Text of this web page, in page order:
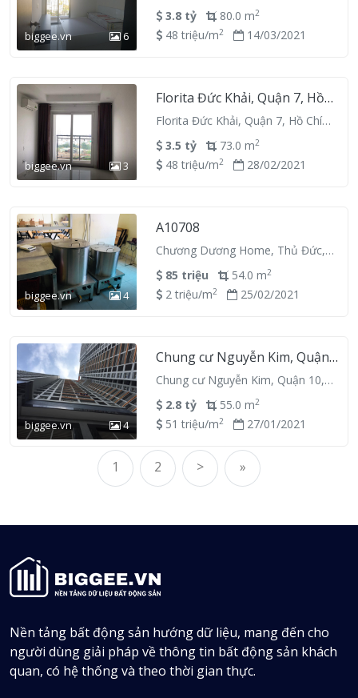
biggee.vn 6
3.8 tỷ
80.0 m2
48 triệu/m2 14/03/2021
biggee.vn 3
Florita Đức Khải, Quận 7, Hồ
Chí Minh
Florita Đức Khải, Quận 7, Hồ Chí
Minh
3.5 tỷ 73.0 m2
48 triệu/m2 28/02/2021
biggee.vn 4
A10708
Chương Dương Home, Thủ Đức,
Hồ Chí Minh
85 triệu 54.0 m2
2 triệu/m2 25/02/2021
biggee.vn 4
Chung cư Nguyễn Kim, Quận
10, Hồ Chí Minh
Chung cư Nguyễn Kim, Quận 10,
Hồ Chí Minh
2.8 tỷ 55.0 m2
51 triệu/m2 27/01/2021
1 2 > »
Nền tảng bất động sản hướng dữ liệu, mang đến cho
người dùng giải pháp về thông tin bất động sản khách
quan, có hệ thống và theo thời gian thực.